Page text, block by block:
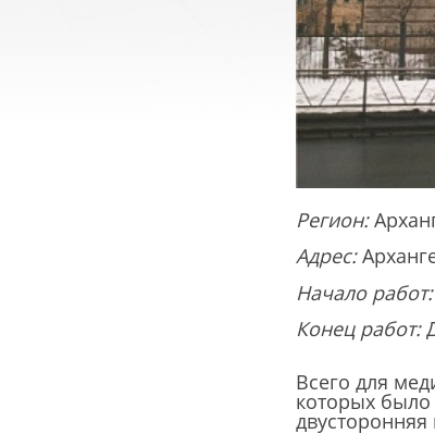
Регион:
Адрес:
Начало работ:
Конец работ:
Всего для
которых
двусторонняя